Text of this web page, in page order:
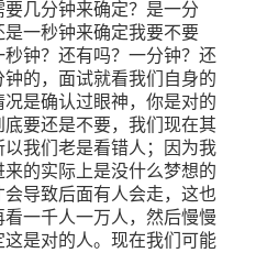
几分钟来确定？是一分
一秒钟来确定我要不要
钟？还有吗？一分钟？还
的，面试就看我们自身的
是确认过眼神，你是对的
要还是不要，我们现在其
我们老是看错人；因为我
的实际上是没什么梦想的
导致后面有人会走，这也
一千人一万人，然后慢慢
是对的人。现在我们可能